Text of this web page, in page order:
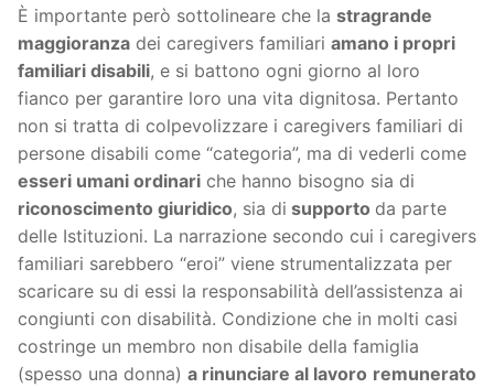
È importante però sottolineare che la stragrande
maggioranza dei caregivers familiari amano i propri
familiari disabili, e si battono ogni giorno al loro
fianco per garantire loro una vita dignitosa. Pertanto
non si tratta di colpevolizzare i caregivers familiari di
persone disabili come “categoria”, ma di vederli come
esseri umani ordinari che hanno bisogno sia di
riconoscimento giuridico, sia di supporto da parte
delle Istituzioni. La narrazione secondo cui i caregivers
familiari sarebbero “eroi” viene strumentalizzata per
scaricare su di essi la responsabilità dell’assistenza ai
congiunti con disabilità. Condizione che in molti casi
costringe un membro non disabile della famiglia
(spesso una donna) a rinunciare al lavoro remunerato